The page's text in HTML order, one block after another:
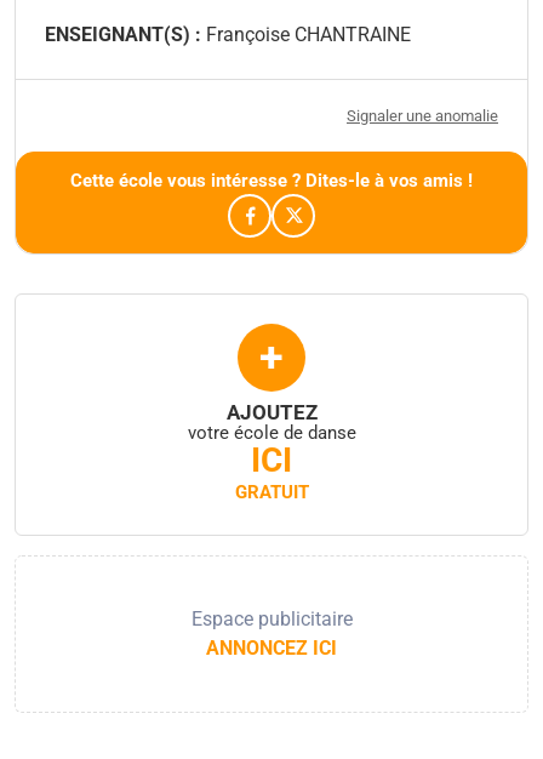
ENSEIGNANT(S) : Françoise CHANTRAINE
Signaler une anomalie
Cette école vous intéresse ? Dites-le à vos amis !
+
AJOUTEZ
votre école de danse
ICI
GRATUIT
Espace publicitaire
ANNONCEZ ICI